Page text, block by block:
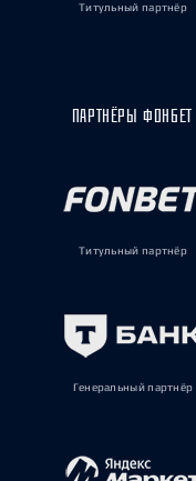
Титульный партнёр
ПАРТНЁРЫ ФОНБЕТ
Титульный партнёр
Генеральный партнёр